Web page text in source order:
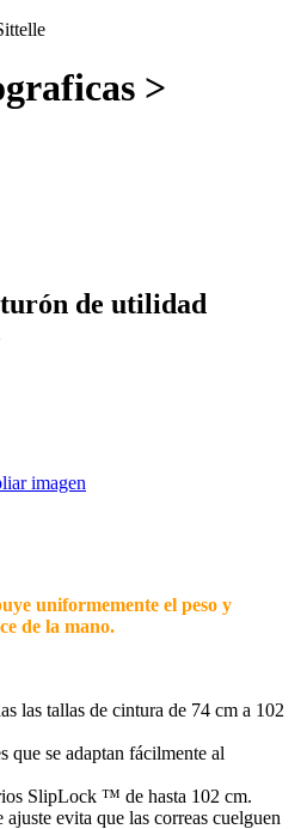
>
de utilidad
imagen
uniformemente el peso y
de la mano.
las tallas de cintura de 74 cm a 102
se adaptan fácilmente al
SlipLock ™ de hasta 102 cm.
evita que las correas cuelguen